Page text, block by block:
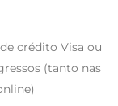
crédito Visa ou
(tanto nas